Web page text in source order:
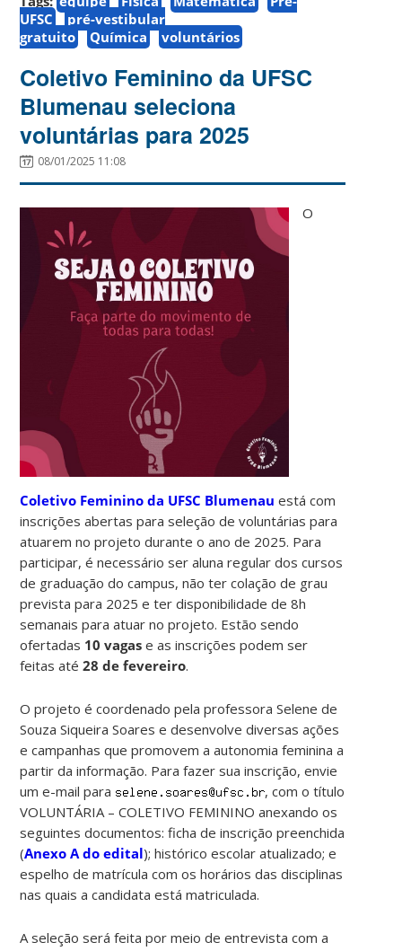
UFSC
pré-vestibular
gratuito
Química voluntários
Coletivo Feminino da UFSC
Blumenau seleciona
voluntárias para 2025
08/01/2025 11:08
O
Coletivo Feminino da UFSC Blumenau está com
inscrições abertas para seleção de voluntárias para
atuarem no projeto durante o ano de 2025. Para
participar, é necessário ser aluna regular dos cursos
de graduação do campus, não ter colação de grau
prevista para 2025 e ter disponibilidade de 8h
semanais para atuar no projeto. Estão sendo
ofertadas 10 vagas e as inscrições podem ser
feitas até28 de fevereiro.
O projeto é coordenado pela professora Selene de
Souza Siqueira Soares e desenvolve diversas ações
e campanhas que promovem a autonomia feminina a
partir da informação. Para fazer sua inscrição, envie
um e-mail para
, com o título
VOLUNTÁRIA – COLETIVO FEMININO anexando os
seguintes documentos: ficha de inscrição preenchida
(Anexo A do edital); histórico escolar atualizado; e
espelho de matrícula com os horários das disciplinas
nas quais a candidata está matriculada.
A seleção será feita por meio de entrevista com a